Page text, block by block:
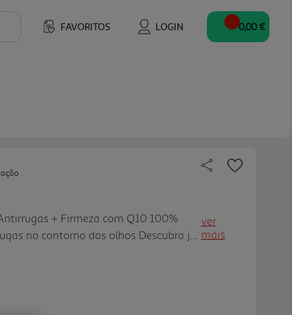
FAVORITOS LOGIN 0,00 €
+ Firmeza com Q10 100%
no contorno dos olhos Descubra já!
+ Firmeza é o primeiro
ver
mais